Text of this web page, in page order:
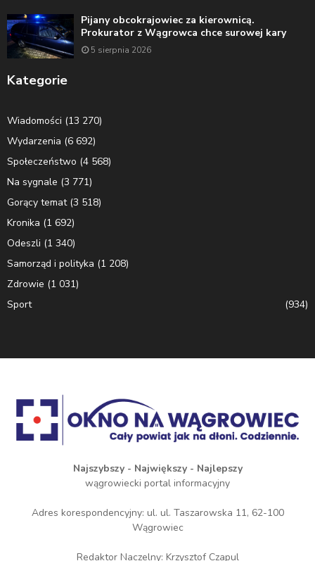
Pijany obcokrajowiec za kierownicą.
Prokurator z Wągrowca chce surowej kary
5 sierpnia 2026
Kategorie
Wiadomości (13 270)
Wydarzenia (6 692)
Społeczeństwo (4 568)
Na sygnale (3 771)
Gorący temat(3 518)
Kronika (1 692)
Odeszli (1 340)
Samorząd i polityka (1 208)
Zdrowie (1 031)
Sport
(934)
Najszybszy - Największy - Najlepszy
wągrowiecki portal informacyjny
Adres korespondencyjny: ul. ul. Taszarowska 11, 62-100
Wągrowiec
Redaktor Naczelny: Krzysztof Czapul